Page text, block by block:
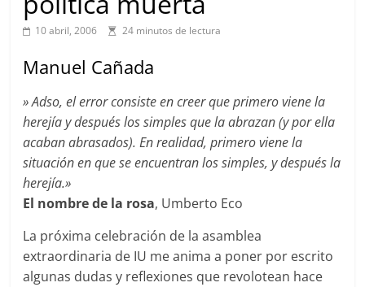
10 abril, 2006 24 minutos de lectura
Manuel Cañada
»Adso, el error consiste en creer que primero viene la
herejía y después los simples que la abrazan (y por ella
acaban abrasados). En realidad, primero viene la
situación en que se encuentran los simples, y después la
herejía.»
El nombre de la rosa, Umberto Eco
La próxima celebración de la asamblea
extraordinaria de IU me anima a poner por escrito
algunas dudas y reflexiones que revolotean hace